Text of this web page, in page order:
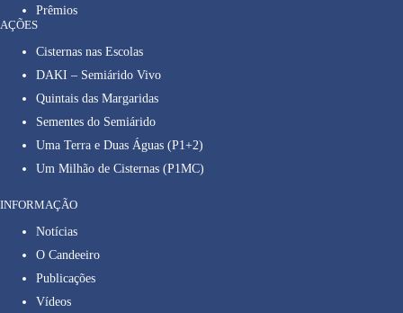
Prêmios
AÇÕES
Cisternas nas Escolas
DAKI – Semiárido Vivo
Quintais das Margaridas
Sementes do Semiárido
Uma Terra e Duas Águas (P1+2)
Um Milhão de Cisternas (P1MC)
INFORMAÇÃO
Notícias
O Candeeiro
Publicações
Vídeos